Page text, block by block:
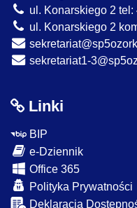
ul. Konarskiego 2 tel:
ul. Konarskiego 2
sekretariat1-
Linki
BIP
e-Dziennik
Office 365
Polityka Prywatności
Deklaracja